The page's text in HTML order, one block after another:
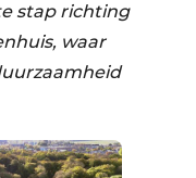
stap richting
waar